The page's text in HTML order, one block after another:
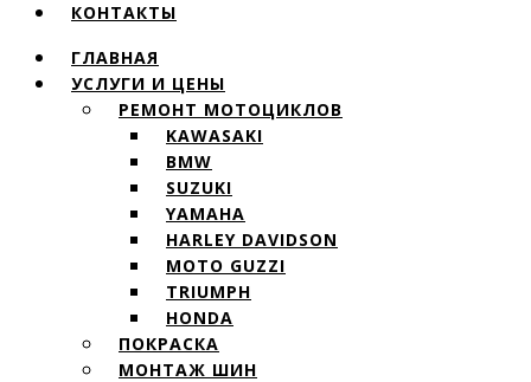
КОНТАКТЫ
ГЛАВНАЯ
УСЛУГИ И ЦЕНЫ
РЕМОНТ МОТОЦИКЛОВ
KAWASAKI
BMW
SUZUKI
YAMAHA
HARLEY DAVIDSON
MOTO GUZZI
TRIUMPH
HONDA
ПОКРАСКА
МОНТАЖ ШИН